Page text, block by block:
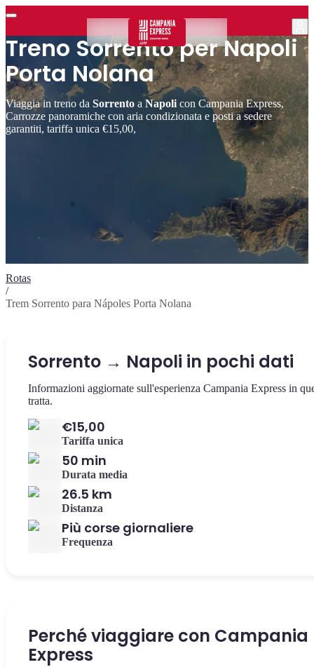
Treno Sorrento per Napoli
Porta Nolana
Viaggia in treno da Sorrento a Napoli con Campania Express,
Carrozze panoramiche con aria condizionata e posti a sedere
garantiti, tariffa unica €15,00,
Rotas
/
Trem Sorrento para Nápoles Porta Nolana
Sorrento → Napoli in pochi dati
Informazioni aggiornate sull'esperienza Campania Express in
tratta.
€15,00
Tariffa unica
50 min
Durata media
26.5 km
Distanza
Più corse giornaliere
Frequenza
Perché viaggiare con Campania
Express